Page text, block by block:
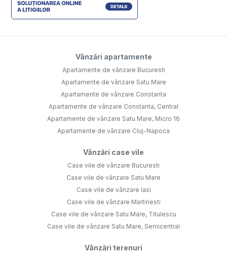
Vânzări apartamente
Apartamente de vânzare Bucuresti
Apartamente de vânzare Satu Mare
Apartamente de vânzare Constanta
Apartamente de vânzare Constanta, Central
Apartamente de vânzare Satu Mare, Micro 16
Apartamente de vânzare Cluj-Napoca
Vânzări case vile
Case vile de vânzare Bucuresti
Case vile de vânzare Satu Mare
Case vile de vânzare Iasi
Case vile de vânzare Martinesti
Case vile de vânzare Satu Mare, Titulescu
Case vile de vânzare Satu Mare, Semicentral
Vânzări terenuri